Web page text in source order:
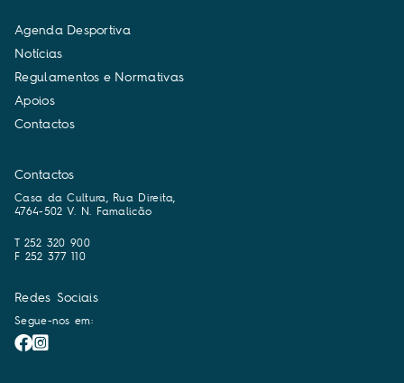
Agenda Desportiva
Notícias
Regulamentos e Normativas
Apoios
Contactos
Contactos
Casa da Cultura, Rua Direita,
4764-502 V. N. Famalicão
T 252 320 900
F 252 377 110
Redes Sociais
Segue-nos em: